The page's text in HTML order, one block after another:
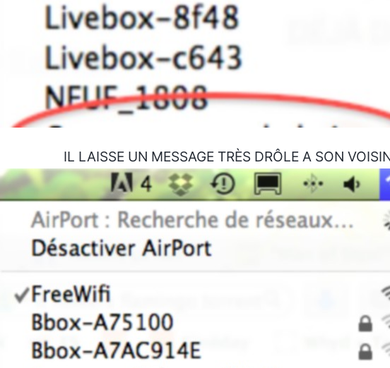
IL LAISSE UN MESSAGE TRÈS DRÔLE A SON